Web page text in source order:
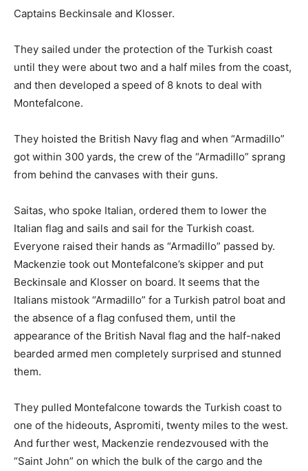
Captains Beckinsale and Klosser.
They sailed under the protection of the Turkish coast
until they were about two and a half miles from the coast,
and then developed a speed of 8 knots to deal with
Montefalcone.
They hoisted the British Navy flag and when “Armadillo”
got within 300 yards, the crew of the “Armadillo” sprang
from behind the canvases with their guns.
Saitas, who spoke Italian, ordered them to lower the
Italian flag and sails and sail for the Turkish coast.
Everyone raised their hands as “Armadillo” passed by.
Mackenzie took out Montefalcone’s skipper and put
Beckinsale and Klosser on board. It seems that the
Italians mistook “Armadillo” for a Turkish patrol boat and
the absence of a flag confused them, until the
appearance of the British Naval flag and the half-naked
bearded armed men completely surprised and stunned
them.
They pulled Montefalcone towards the Turkish coast to
one of the hideouts, Aspromiti, twenty miles to the west.
And further west, Mackenzie rendezvoused with the
“Saint John” on which the bulk of the cargo and the